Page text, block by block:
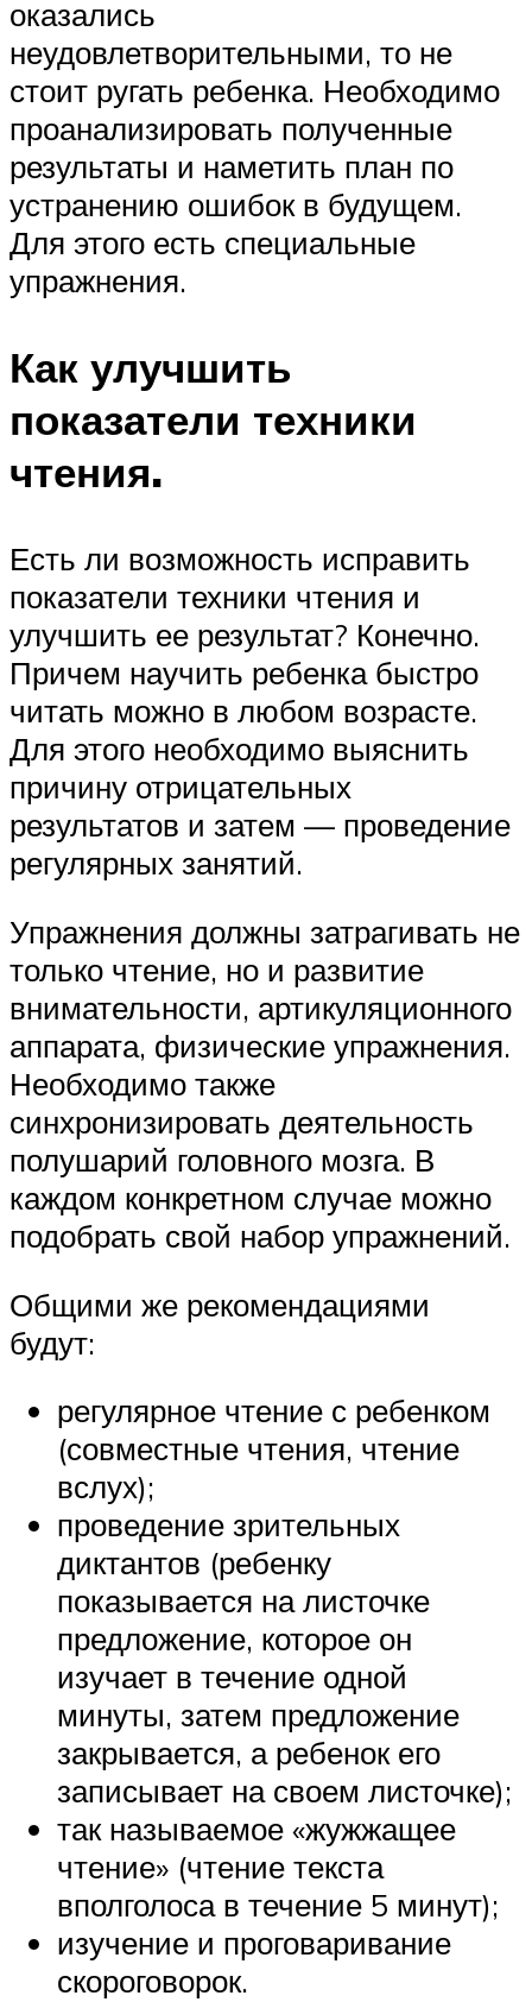
оказались
неудовлетворительными, то не
стоит ругать ребенка. Необходимо
проанализировать полученные
результаты и наметить план по
устранению ошибок в будущем.
Для этого есть специальные
упражнения.
Как улучшить
показатели техники
чтения.
Есть ли возможность исправить
показатели техники чтения и
улучшить ее результат? Конечно.
Причем научить ребенка быстро
читать можно в любом возрасте.
Для этого необходимо выяснить
причину отрицательных
результатов и затем — проведение
регулярных занятий.
Упражнения должны затрагивать не
только чтение, но и развитие
внимательности, артикуляционного
аппарата, физические упражнения.
Необходимо также
синхронизировать деятельность
полушарий головного мозга. В
каждом конкретном случае можно
подобрать свой набор упражнений.
Общими же рекомендациями
будут:
регулярное чтение с ребенком
(совместные чтения, чтение
вслух);
проведение зрительных
диктантов (ребенку
показывается на листочке
предложение, которое он
изучает в течение одной
минуты, затем предложение
закрывается, а ребенок его
записывает на своем листочке);
так называемое «жужжащее
чтение» (чтение текста
вполголоса в течение 5 минут);
изучение и проговаривание
скороговорок.